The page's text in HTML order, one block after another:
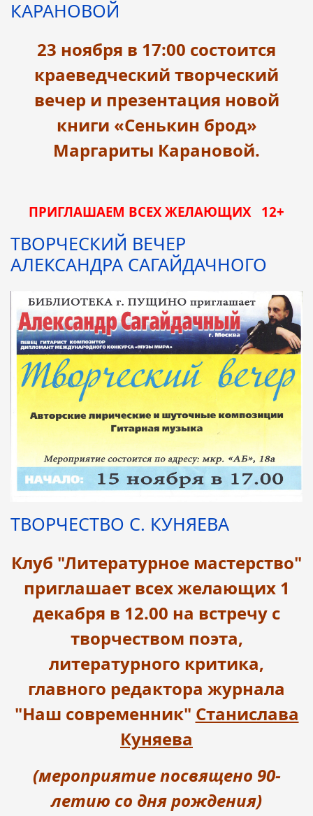
КАРАНОВОЙ
23 ноября в 17:00 состоится
краеведческий творческий
вечер и презентация новой
книги «Сенькин брод»
Маргариты Карановой.
ПРИГЛАШАЕМ ВСЕХ ЖЕЛАЮЩИХ 12+
ТВОРЧЕСКИЙ ВЕЧЕР
АЛЕКСАНДРА САГАЙДАЧНОГО
ТВОРЧЕСТВО С. КУНЯЕВА
Клуб "Литературное мастерство"
приглашает всех желающих 1
декабря в 12.00 на встречу с
творчеством поэта,
литературного критика,
главного редактора журнала
"Наш современник" Станислава
Куняева
(мероприятие посвящено 90-
летию со дня рождения)